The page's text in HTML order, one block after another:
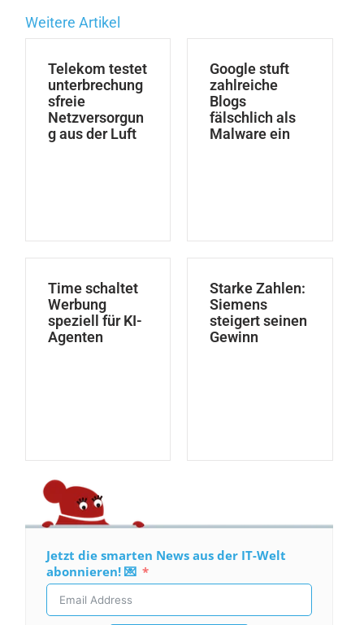
Weitere Artikel
Telekom testet
unterbrechung
sfreie
Netzversorgun
g aus der Luft
Google stuft
zahlreiche
Blogs
fälschlich als
Malware ein
Time schaltet
Werbung
speziell für KI-
Agenten
Starke Zahlen:
Siemens
steigert seinen
Gewinn
Jetzt die smarten News aus der IT-Welt
abonnieren! 💌